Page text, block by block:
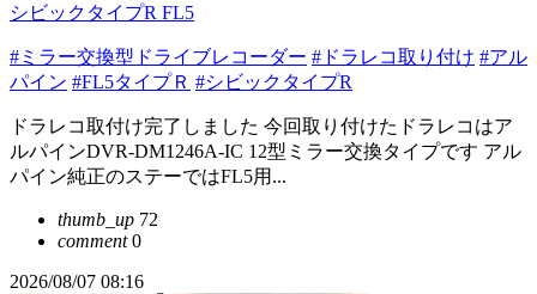
シビックタイプR FL5
#ミラー交換型ドライブレコーダー #ドラレコ取り付け #アル
パイン #FL5タイプＲ #シビックタイプR
ドラレコ取付け完了しました 今回取り付けたドラレコはア
ルパインDVR-DM1246A-IC 12型ミラー交換タイプです アル
パイン純正のステーではFL5用...
thumb_up 72
comment0
2026/08/07 08:16